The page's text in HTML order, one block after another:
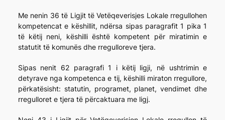
Me nenin 36 të Ligjit të Vetëqeverisjes Lokale rregullohen
kompetencat e këshillit, ndërsa sipas paragrafit 1 pika 1
të këtij neni, këshilli është kompetent për miratimin e
statutit të komunës dhe rregulloreve tjera.
Sipas nenit 62 paragrafi 1 i këtij ligji, në ushtrimin e
detyrave nga kompetenca e tij, këshilli miraton rregullore,
përkatësisht: statutin, programet, planet, vendimet dhe
rregulloret e tjera të përcaktuara me ligj.